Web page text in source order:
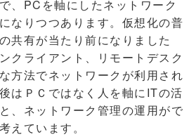
、PCを軸にしたネットワーク
なりつつあります。仮想化の普
共有が当たり前になりました
クライアント、リモートデスク
方法でネットワークが利用され
はＰＣではなく人を軸にITの活
、ネットワーク管理の運用がで
えています。